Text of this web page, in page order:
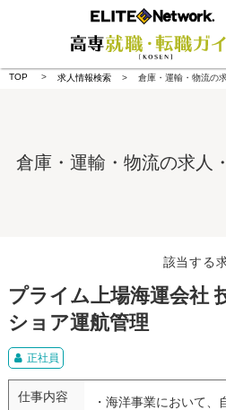
TOP 求人情報検索 倉庫・運輸・物流の
倉庫・運輸・物流の求人
該当する
プライム上場海運会社
ショア運航管理
正社員
仕事内容
・海洋事業において、